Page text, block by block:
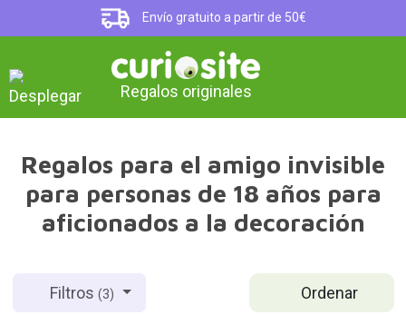
Envío gratuito a partir de 50€
Regalos originales
Regalos para el amigo invisible
para personas de 18 años para
aficionados a la decoración
Ordenar
Filtros(3)